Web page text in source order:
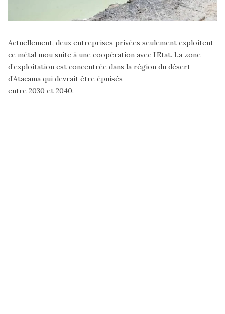
Actuellement, deux entreprises privées seulement exploitent
ce métal mou suite à une coopération avec l’Etat. La zone
d’exploitation est concentrée dans la région du désert
d’Atacama qui devrait être épuisés
entre 2030 et 2040.